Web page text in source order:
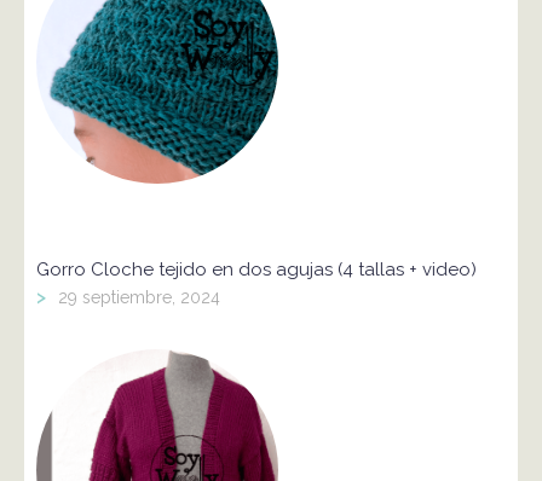
Gorro Cloche tejido en dos agujas (4 tallas + video)
> 29 septiembre, 2024